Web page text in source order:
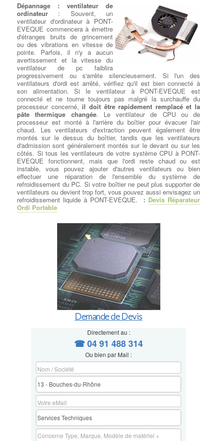
Dépannage : ventilateur de
ordinateur : Souvent, un
ventilateur d'ordinateur à PONT-
EVEQUE commencera à émettre
d'étranges bruits de grincement
ou des vibrations en vitesse de
pointe. Parfois, il n'y a aucun
avertissement et la vitesse du
ventilateur de pc faiblira
progressivement ou s'arrête silencieusement. Si l'un des
ventilateurs d'ordi est arrêté, vérifiez qu'il est bien connecté à
son alimentation. Si le ventilateur à PONT-EVEQUE est
connecté et ne tourne toujours pas malgré la surchauffe du
processeur concerné, il doit être rapidement remplacé et la
pâte thermique changée. Le ventilateur de CPU ou de
processeur est monté à l'arrière du boîtier pour évacuer l'air
chaud. Les ventilateurs d'extraction peuvent également être
montés sur le dessus du boîtier, tandis que les ventilateurs
d'admission sont généralement montés sur le devant ou sur les
côtés. Si tous les ventilateurs de votre système CPU à PONT-
EVEQUE fonctionnent, mais que l'ordi reste chaud ou est
instable, vous pouvez ajouter d'autres ventilateurs ou bien
effectuer une réparation de l'ensemble du système de
refroidissement du PC. Si votre boîtier ne peut plus supporter de
ventilateurs ou devient trop fort, vous pouvez aussi envisagez un
refroidissement liquide à PONT-EVEQUE. : Devis Réparateur
Ordi Portable
Demande de Devis
Directement au :
☎ 04 91 488 314
Ou bien par Mail :